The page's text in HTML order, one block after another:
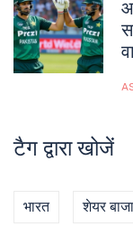
टैग द्वारा खोजें
भारत शेयर